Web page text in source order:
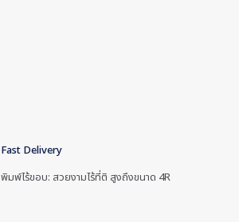
Fast Delivery
พิมพ์ไร้ขอบ: สวยงามไร้ที่ติ สูงถึงขนาด 4R